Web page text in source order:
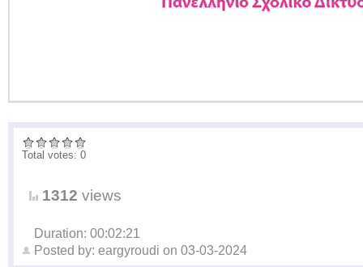
Total votes: 0
1312 views
Duration: 00:02:21
Posted by: eargyroudi on 03-03-2024